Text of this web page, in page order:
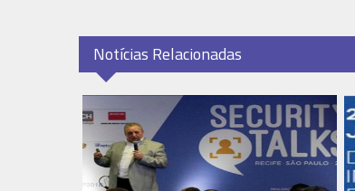
Notícias Relacionadas